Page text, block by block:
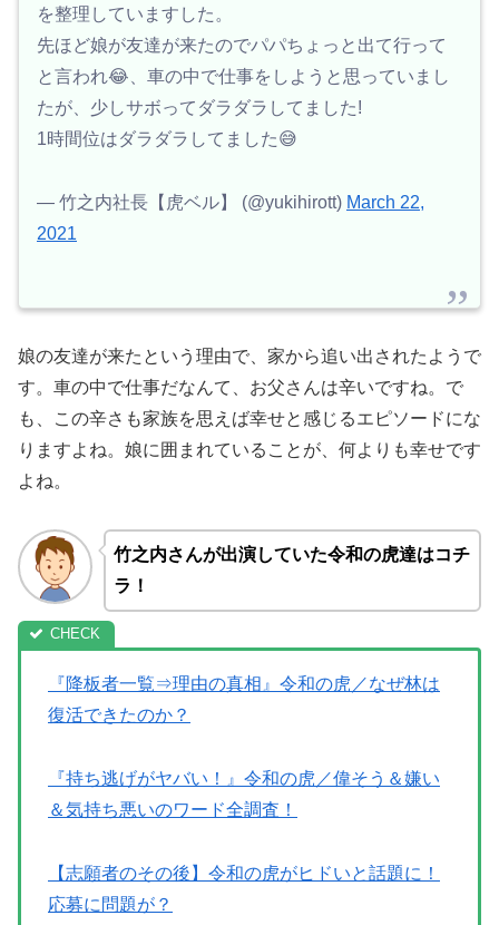
を整理していますした。
先ほど娘が友達が来たのでパパちょっと出て行って
と言われ😂、車の中で仕事をしようと思っていまし
たが、少しサボってダラダラしてました!
1時間位はダラダラしてました😅
— 竹之内社長【虎ベル】 (@yukihirott) March 22,
2021
娘の友達が来たという理由で、家から追い出されたようで
す。車の中で仕事だなんて、お父さんは辛いですね。で
も、この辛さも家族を思えば幸せと感じるエピソードにな
りますよね。娘に囲まれていることが、何よりも幸せです
よね。
竹之内さんが出演していた令和の虎達はコチ
ラ！
『降板者一覧⇒理由の真相』令和の虎／なぜ林は
復活できたのか？
『持ち逃げがヤバい！』令和の虎／偉そう＆嫌い
＆気持ち悪いのワード全調査！
【志願者のその後】令和の虎がヒドいと話題に！
応募に問題が？